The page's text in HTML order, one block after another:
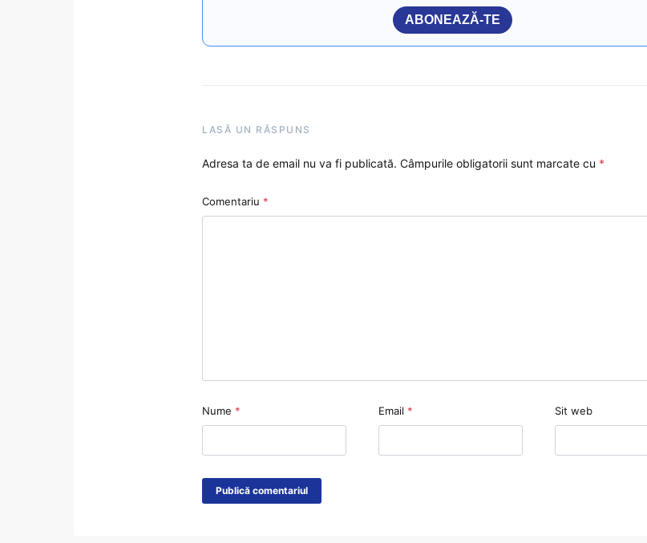
ABONEAZĂ-TE
LASĂ UN RĂSPUNS
Adresa ta de email nu va fi publicată. Câmpurile obligatorii sunt marcate cu *
Comentariu *
Nume * Email * Sit web